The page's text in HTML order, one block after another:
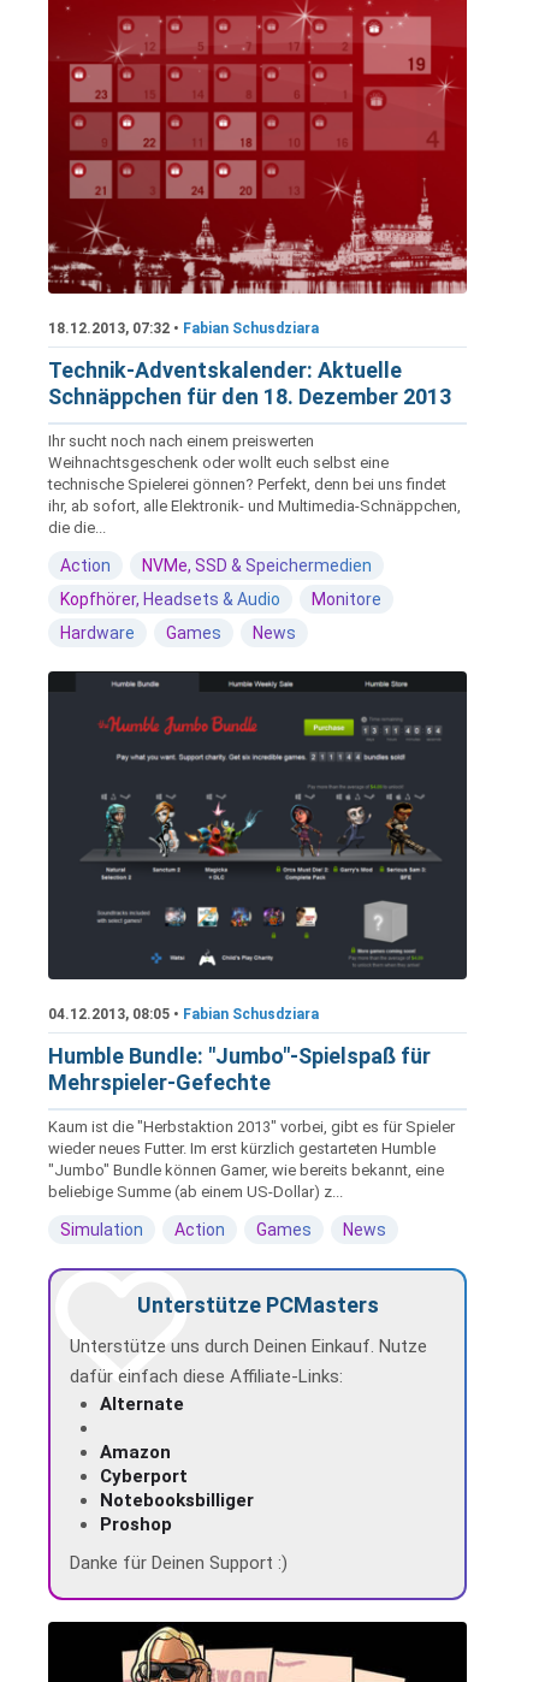
18.12.2013, 07:32 • Fabian Schusdziara
Technik-Adventskalender: Aktuelle
Schnäppchen für den 18. Dezember 2013
Ihr sucht noch nach einem preiswerten
Weihnachtsgeschenk oder wollt euch selbst eine
technische Spielerei gönnen? Perfekt, denn bei uns findet
ihr, ab sofort, alle Elektronik- und Multimedia-Schnäppchen,
die die...
Action
NVMe, SSD & Speichermedien
Kopfhörer, Headsets & Audio
Monitore
Hardware
Games News
04.12.2013, 08:05 • Fabian Schusdziara
Humble Bundle: "Jumbo"-Spielspaß für
Mehrspieler-Gefechte
Kaum ist die "Herbstaktion 2013" vorbei, gibt es für Spieler
wieder neues Futter. Im erst kürzlich gestarteten Humble
"Jumbo" Bundle können Gamer, wie bereits bekannt, eine
beliebige Summe (ab einem US-Dollar) z...
Simulation Action Games News
Unterstütze PCMasters
Unterstütze uns durch Deinen Einkauf. Nutze
dafür einfach diese Affiliate-Links:
Alternate
Amazon
Cyberport
Notebooksbilliger
Proshop
Danke für Deinen Support :)